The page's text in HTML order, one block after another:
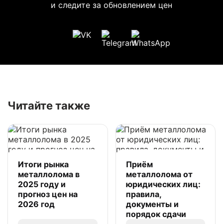
и следите за обновлением цен
Читайте также
Итоги рынка
металлолома в
2025 году и
прогноз цен на
2026 год
Приём
металлолома от
юридических лиц:
правила,
документы и
порядок сдачи